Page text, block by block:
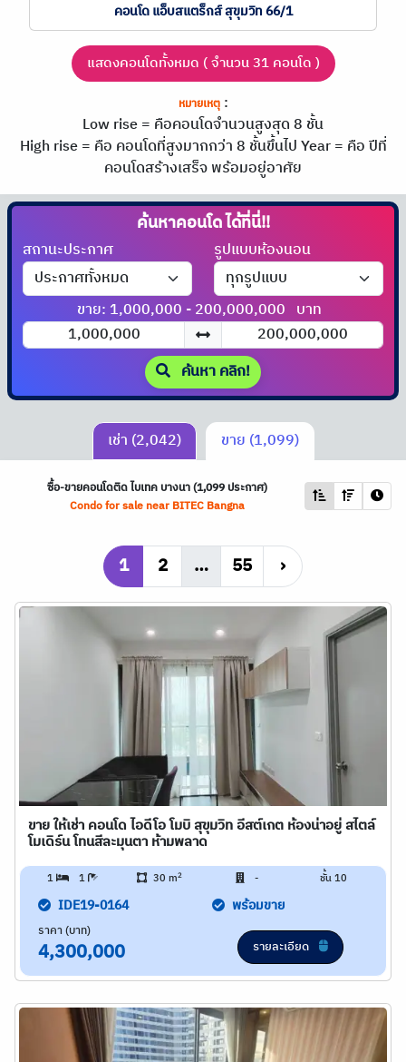
คอนโด แอ็บสแตร็กส์ สุขุมวิท 66/1
แสดงคอนโดทั้งหมด ( จำนวน 31 คอนโด )
หมายเหตุ:
Low rise = คือคอนโดจำนวนสูงสุด 8 ชั้น
High rise = คือ คอนโดที่สูงมากกว่า 8 ชั้นขึ้นไปYear = คือ ปีที่
คอนโดสร้างเสร็จ พร้อมอยู่อาศัย
ค้นหาคอนโด
สถานะประกาศ รูปแบบห้องนอน
ขาย: 1,000,000 - 200,000,000 บาท
ค้นหา คลิก!
เช่า (2,042) ขาย (1,099)
ซื้อ-ขายคอนโดติด ไบเทค บางนา (1,099 ประกาศ)
Condo for sale near BITEC Bangna
1 2 … 55 ›
ขาย ให้เช่า คอนโด ไอดีโอ โมบิ สุขุมวิท อีสต์เกต ห้องน่าอยู่ สไตล์
โมเดิร์น โทนสีละมุนตา ห้ามพลาด
1 1 30 m2 - ชั้น 10
IDE19-0164 พร้อมขาย
ราคา (บาท)
4,300,000 รายละเอียด